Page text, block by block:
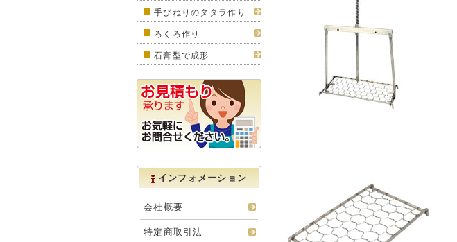
手びねりのタタラ作り
ろくろ作り
石膏型で成形
インフォメーション
会社概要
特定商取引法